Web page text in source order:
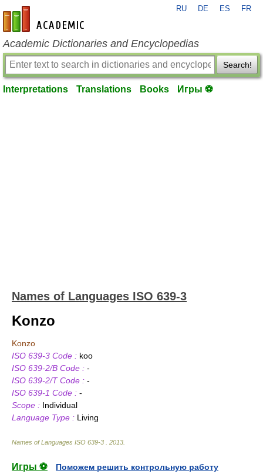
en-academic.com
RU DE ES FR
Academic Dictionaries and Encyclopedias
Search!
Interpretations Translations Books Игры ⚽
Names of Languages ISO 639-3
Konzo
Konzo
ISO 639-3 Code : koo
ISO 639-2/B Code : -
ISO 639-2/T Code : -
ISO 639-1 Code : -
Scope : Individual
Language Type : Living
Names of Languages ISO 639-3 2013
Игры ⚽
Поможем решить контрольную работу